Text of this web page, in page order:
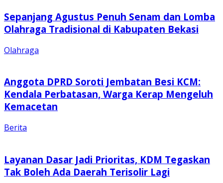
Sepanjang Agustus Penuh Senam dan Lomba
Olahraga Tradisional di Kabupaten Bekasi
Olahraga
Anggota DPRD Soroti Jembatan Besi KCM:
Kendala Perbatasan, Warga Kerap Mengeluh
Kemacetan
Berita
Layanan Dasar Jadi Prioritas, KDM Tegaskan
Tak Boleh Ada Daerah Terisolir Lagi